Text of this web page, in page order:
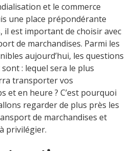
et le commerce
une place prépondérante
il est important de choisir avec
de marchandises. Parmi les
aujourd’hui, les questions
: lequel sera le plus
transporter vos
et en heure ? C’est pourquoi
regarder de plus près les
de marchandises et
privilégier.